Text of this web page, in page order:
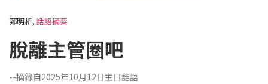
鄭明析, 話語摘要
脫離主管圈吧
--摘錄自2025年10月12日主日話語